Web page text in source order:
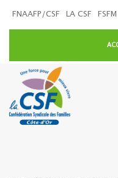
FNAAFP/CSF LA CSF FSFM